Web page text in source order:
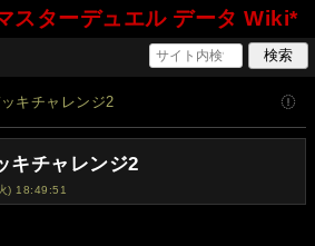
スターデュエル データ Wiki*
キチャレンジ2
キチャレンジ2
) 18:49:51